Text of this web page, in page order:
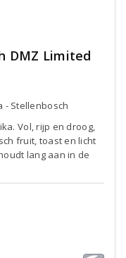
DMZ Limited
- Stellenbosch
Vol, rijp en droog,
fruit, toast en licht
lang aan in de